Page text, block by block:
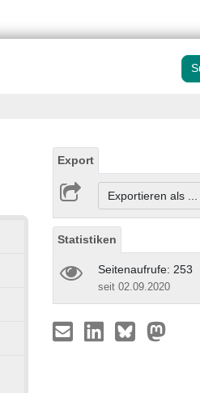
Export
Exportieren als
Statistiken
Seitenaufrufe: 253
seit 02.09.2020